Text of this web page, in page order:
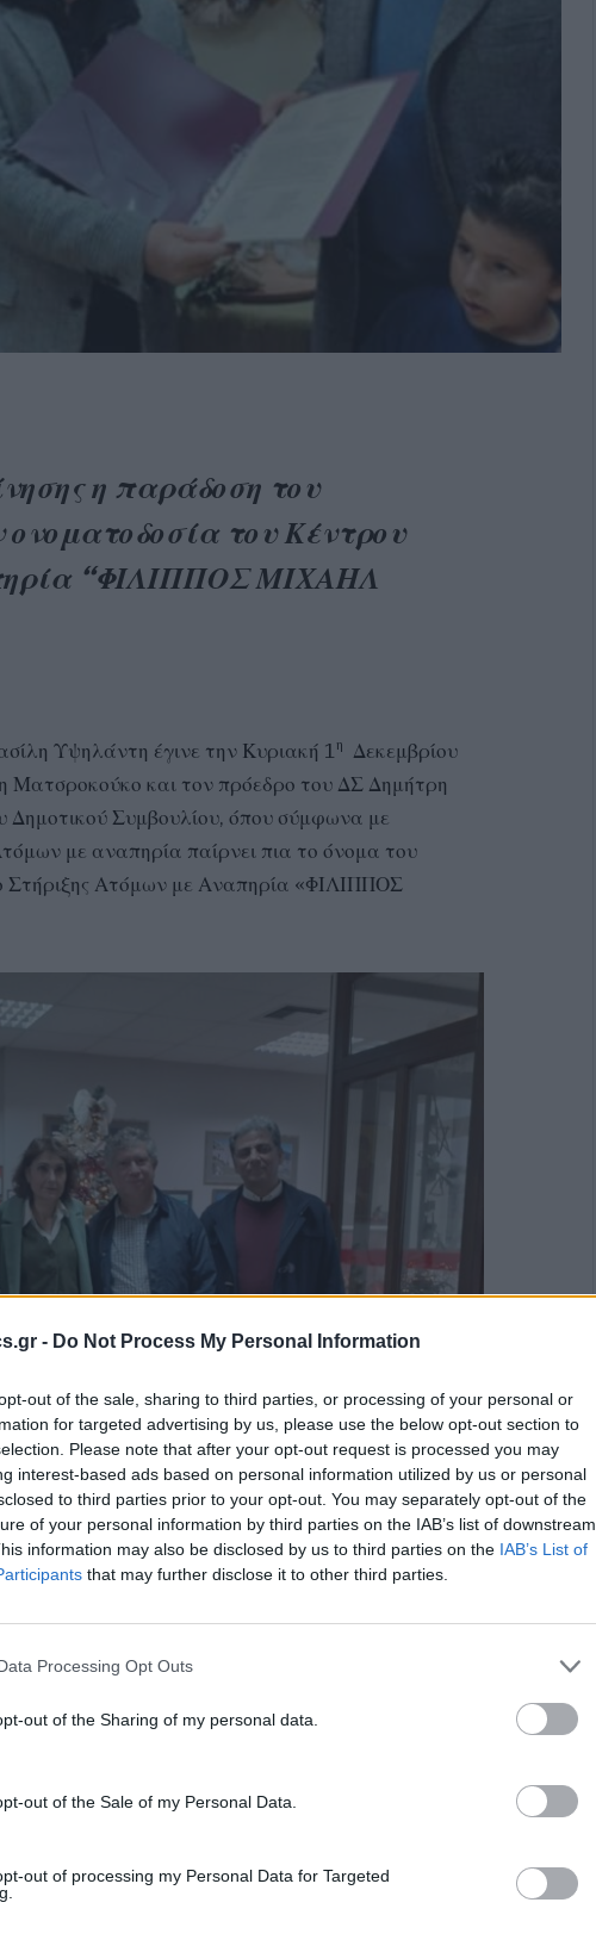
- Do Not Process My Personal Information
out of the sale, sharing to third parties, or processing of your personal or
for targeted advertising by us, please use the below opt-out section to
Please note that after your opt-out request is processed you may
interest-based ads based on personal information utilized by us or personal
to third parties prior to your opt-out. You may separately opt-out of the
of your personal information by third parties on the IAB’s list of downstream
information may also be disclosed by us to third parties on the IAB’s List of
that may further disclose it to other third parties.
Processing Opt Outs
out of the Sharing of my personal data.
out of the Sale of my Personal Data.
out of processing my Personal Data for Targeted
η παράδοση του
του Κέντρου
“ΦΙΛΙΠΠΟΣ ΜΙΧΑΗΛ
Υψηλάντη έγινε την Κυριακή 1 η
Δεκεμβρίου
και τον πρόεδρο του ΔΣ Δημήτρη
Συμβουλίου, όπου σύμφωνα με
με αναπηρία παίρνει πια το όνομα του
Στήριξης Ατόμων με Αναπηρία «ΦΙΛΙΠΠΟΣ